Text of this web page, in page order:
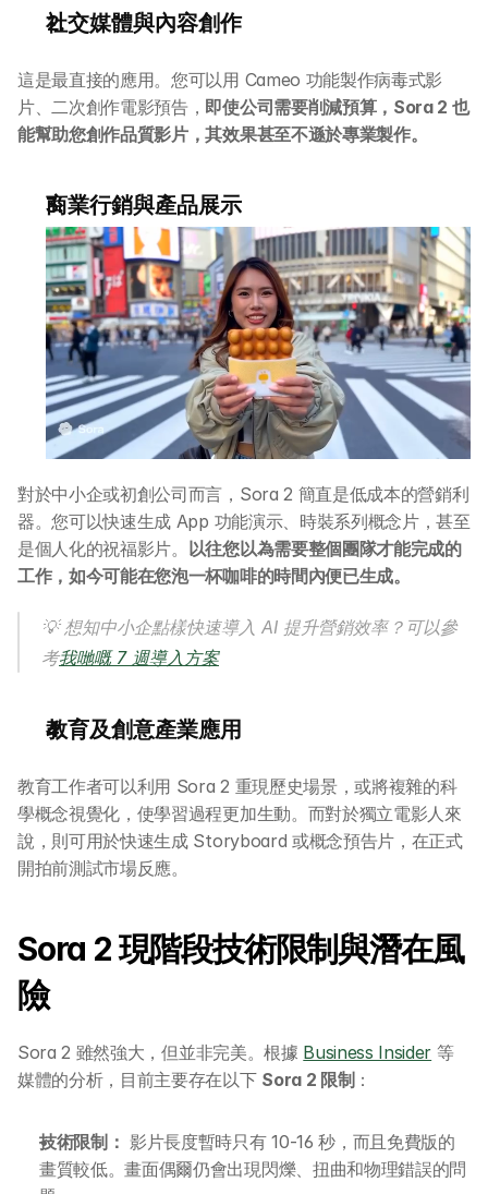
社交媒體與內容創作
這是最直接的應用。您可以用 Cameo 功能製作病毒式影
片、二次創作電影預告， 即使公司需要削減預算，Sora 2 也
能幫助您創作品質影片，其效果甚至不遜於專業製作。
商業行銷與產品展示
對於中小企或初創公司而言，Sora 2 簡直是低成本的營銷利
器。您可以快速生成 App 功能演示、時裝系列概念片，甚至
是個人化的祝福影片。 以往您以為需要整個團隊才能完成的
工作，如今可能在您泡一杯咖啡的時間內便已生成。
💡 想知中小企點樣快速導入 AI 提升營銷效率？可以參
考我哋嘅 7 週導入方案
教育及創意產業應用
教育工作者可以利用 Sora 2 重現歷史場景，或將複雜的科
學概念視覺化，使學習過程更加生動。而對於獨立電影人來
說，則可用於快速生成 Storyboard 或概念預告片，在正式
開拍前測試市場反應。
Sora 2 現階段技術限制與潛在風
險
Sora 2 雖然強大，但並非完美。根據 Business Insider 等
媒體的分析，目前主要存在以下 Sora 2 限制 ：
技術限制： 影片長度暫時只有 10-16 秒，而且免費版的
畫質較低。畫面偶爾仍會出現閃爍、扭曲和物理錯誤的問
所有課程
全系列 30 小時
全系列 29 小時
AI Builder 實戰訓練營